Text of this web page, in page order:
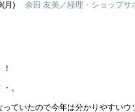
月) 余田 友美／経理・ショップサ
。
ていたので今年は分かりやすいウ